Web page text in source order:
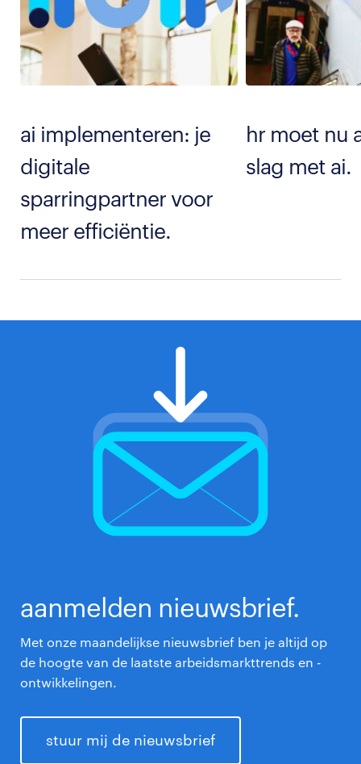
ai implementeren: je
digitale
sparringpartner voor
meer efficiëntie.
hr moet nu
slag met ai.
aanmelden nieuwsbrief.
Met onze maandelijkse nieuwsbrief ben je altijd op
de hoogte van de laatste arbeidsmarkttrends en -
ontwikkelingen.
stuur mij de nieuwsbrief